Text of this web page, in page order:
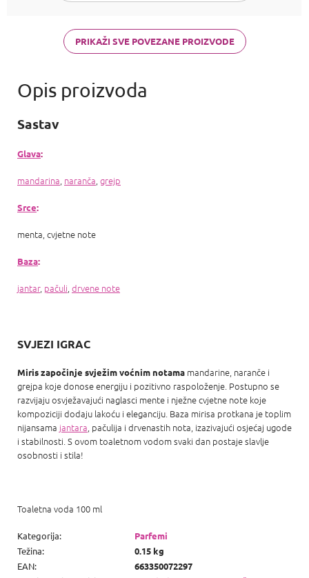
PRIKAŽI SVE POVEZANE PROIZVODE
Sastav
Glava:
mandarina naranča grejp
Srce:
menta, cvjetne note
Baza:
jantar, pačuli drvene note
SVJEZI IGRAC
Miris započinje svježim voćnim notama mandarine, naranče i
grejpa koje donose energiju i pozitivno raspoloženje. Postupno se
razvijaju osvježavajući naglasci mente i nježne cvjetne note koje
kompoziciji dodaju lakoću i eleganciju. Baza mirisa protkana je toplim
nijansama jantara , pačulija i drvenastih nota, izazivajući osjećaj ugode
i stabilnosti. S ovom toaletnom vodom svaki dan postaje slavlje
osobnosti i stila!
Toaletna voda 100 ml
Kategorija:
Parfemi
Težina:
0.15 kg
EAN:
663350072297